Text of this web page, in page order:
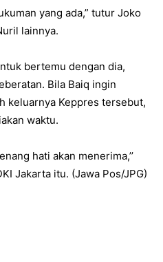
yang ada,” tutur Joko
lainnya.
bertemu dengan dia,
Bila Baiq ingin
keluarnya Keppres tersebut,
waktu.
hati akan menerima,’’
Jakarta itu. (Jawa Pos/JPG)